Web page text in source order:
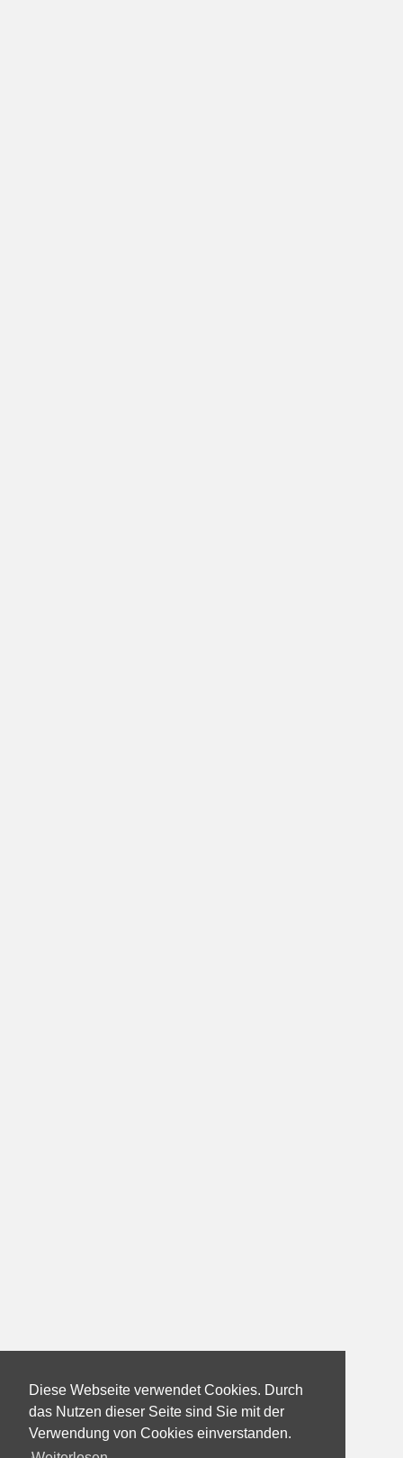
Diese Webseite verwendet Cookies. Durch
das Nutzen dieser Seite sind Sie mit der
Verwendung von Cookies einverstanden.